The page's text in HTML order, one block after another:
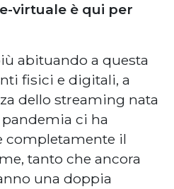
virtuale è qui per
abituando a questa
fisici e digitali, a
dello streaming nata
ci ha
completamente il
tanto che ancora
una doppia